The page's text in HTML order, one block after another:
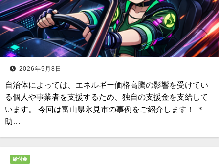
2026年5月8日
自治体によっては、エネルギー価格高騰の影響を受けてい
る個人や事業者を支援するため、独自の支援金を支給して
います。 今回は富山県氷見市の事例をご紹介します！ ＊
助…
給付金